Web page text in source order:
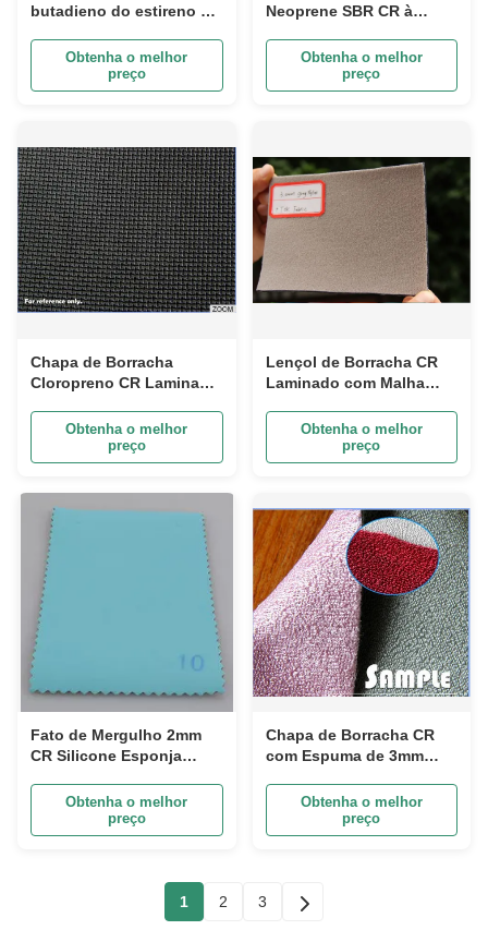
butadieno do estireno da
Obtenha o melhor
preço
Neoprene SBR CR à
Borracha à Prova de
Calor com 152 cm de
Largura
Obtenha o melhor
preço
Chapa de Borracha
Cloropreno CR Laminada
Obtenha o melhor
preço
Lençol de Borracha CR
Laminado com Malha
Tamanho 51*83
Polegadas
Obtenha o melhor
preço
Fato de Mergulho 2mm
CR Silicone Esponja
Com Tecido Lycra
Obtenha o melhor
preço
Chapa de Borracha CR
com Espuma de 3mm
Capas de Assento
Obtenha o melhor
preço
1 2 3